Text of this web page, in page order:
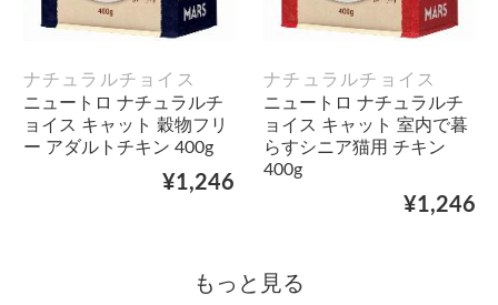
ナチュラルチョイス
ニュートロ ナチュラルチ
ョイス キャット 穀物フリ
ー アダルトチキン 400g
¥1,246
ナチュラルチョイス
ニュートロ ナチュラルチ
ョイス キャット 室内で暮
らすシニア猫用 チキン
400g
¥1,246
もっと見る